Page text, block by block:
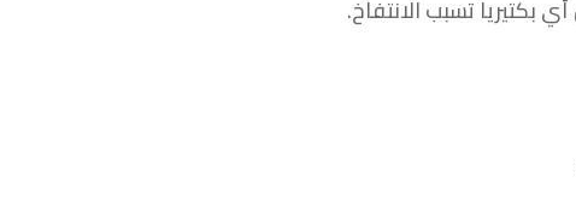
بكتيريا تسبب الانتفاخ.